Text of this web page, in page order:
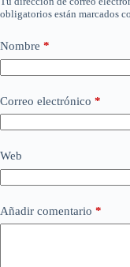
obligatorios están marcados
Nombre *
Correo electrónico *
Web
Añadir comentario *